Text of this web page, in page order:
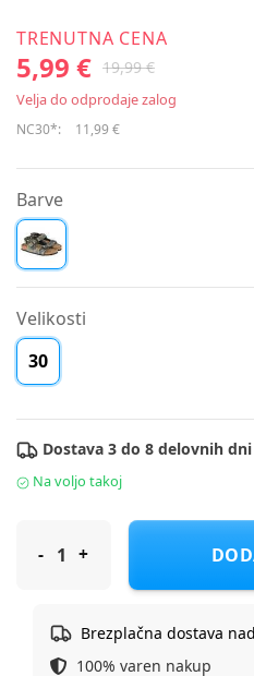
TRENUTNA CENA
5,99 € 19,99 €
Velja do odprodaje zalog
NC30*: 11,99 €
Barve
Velikosti
30
Dostava 3 do 8 delovnih dni
Na voljo takoj
Cool Club sandal SAND2S22-
Brezplačna dostava
100% varen nakup